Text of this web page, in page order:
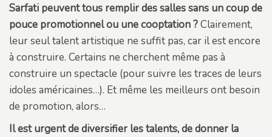
Sarfati peuvent tous remplir des salles sans un coup de
pouce promotionnel ou une cooptation ?Clairement,
leur seul talent artistique ne suffit pas, car il est encore
à construire. Certains ne cherchent même pas à
construire un spectacle (pour suivre les traces de leurs
idoles américaines…). Et même les meilleurs ont besoin
de promotion, alors…
Il est urgent de diversifier les talents, de donner la